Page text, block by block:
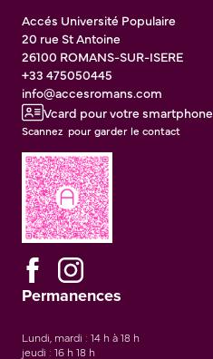
Accés Université Populaire
20 rue St Antoine
26100 ROMANS-SUR-ISERE
+33 475050445
info@accesromans.com
Vcard pour votre smartphone
Scannez pour garder le contact
Permanences
Lundi, mardi : 14 h à 18 h
jeudi : 16 h 18 h